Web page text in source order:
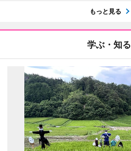
もっと見る
学ぶ・知る